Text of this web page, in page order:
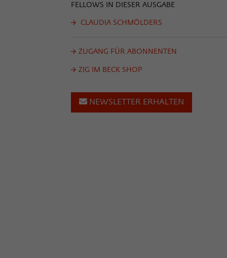
FELLOWS IN DIESER AUSGABE
CLAUDIA SCHMÖLDERS
ZUGANG FÜR ABONNENTEN
ZIG IM BECK SHOP
NEWSLETTER ERHALTEN